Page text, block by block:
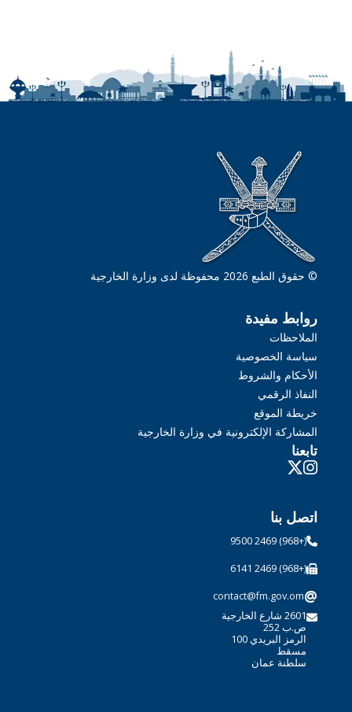
© حقوق الطبع 2026 محفوظة لدى وزارة الخارجية
روابط مفيدة
الملاحظات
سياسة الخصوصية
الأحكام والشروط
النفاذ الرقمي
خريطة الموقع
المشاركة الإلكترونية في وزارة الخارجية
تابعنا
اتصل بنا
(+968) 2469 9500
(+968) 2469 6141
@
contact@fm.gov.om
2601 شارع الخارجية
ص.ب 252
الرمز البريدي 100
مسقط
سلطنة عمان